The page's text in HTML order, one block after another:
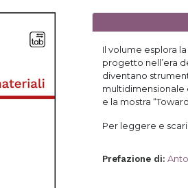
Il volume esplora
progetto nell’era
diventano
multidimensionale
e la mostra
Per leggere e
Prefazione di: